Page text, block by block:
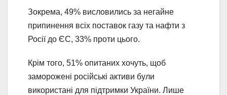
Зокрема, 49% висловились за негайне
припинення всіх поставок газу та нафти з
Росії до ЄС, 33% проти цього.
Крім того, 51% опитаних хочуть, щоб
заморожені російські активи були
використані для підтримки України. Лише